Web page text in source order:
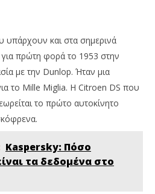
και στα σημερινά
για πρώτη φορά το 1953 στην
με την Dunlop. Ήταν μια
το Mille Miglia. Η Citroen DS που
το πρώτο αυτοκίνητο
Kaspersky: Πόσο
τα δεδομένα στο